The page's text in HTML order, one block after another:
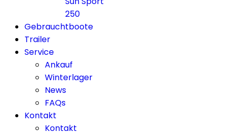
250
Gebrauchtboote
Trailer
Service
Ankauf
Winterlager
News
FAQs
Kontakt
Kontakt